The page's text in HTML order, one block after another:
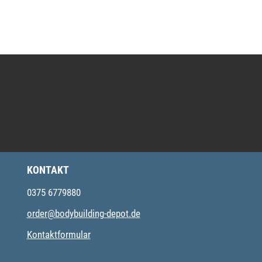
KONTAKT
0375 6779880
order@bodybuilding-depot.de
Kontaktformular